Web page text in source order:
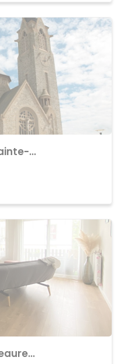
Achat Appartement Sainte-Thérèse
Achat Appartement Beauregard